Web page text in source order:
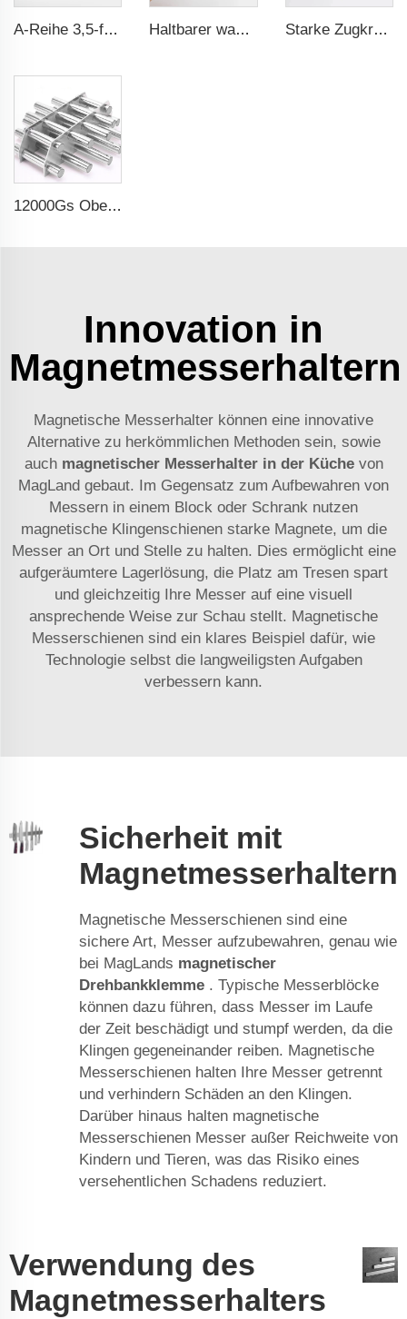
A-Reihe 3,5-fache Sicherheitsausstattung CE-Zertifizierung ma Haltbarer wasserdichter Gummibeschichteter Magnet Starke Zugkraft Topf-Magnet-Halterung
12000Gs Oberflächenfeld polierter Edelstahl Magnetfilter
Innovation in
Magnetmesserhaltern
Magnetische Messerhalter können eine innovative
Alternative zu herkömmlichen Methoden sein, sowie
auch magnetischer Messerhalter in der Küche von
MagLand gebaut. Im Gegensatz zum Aufbewahren von
Messern in einem Block oder Schrank nutzen
magnetische Klingenschienen starke Magnete, um die
Messer an Ort und Stelle zu halten. Dies ermöglicht eine
aufgeräumtere Lagerlösung, die Platz am Tresen spart
und gleichzeitig Ihre Messer auf eine visuell
ansprechende Weise zur Schau stellt. Magnetische
Messerschienen sind ein klares Beispiel dafür, wie
Technologie selbst die langweiligsten Aufgaben
verbessern kann.
Sicherheit mit
Magnetmesserhaltern
Magnetische Messerschienen sind eine
sichere Art, Messer aufzubewahren, genau wie
bei MagLands magnetischer
Drehbankklemme . Typische Messerblöcke
können dazu führen, dass Messer im Laufe
der Zeit beschädigt und stumpf werden, da die
Klingen gegeneinander reiben. Magnetische
Messerschienen halten Ihre Messer getrennt
und verhindern Schäden an den Klingen.
Darüber hinaus halten magnetische
Messerschienen Messer außer Reichweite von
Kindern und Tieren, was das Risiko eines
versehentlichen Schadens reduziert.
Verwendung des
Magnetmesserhalters